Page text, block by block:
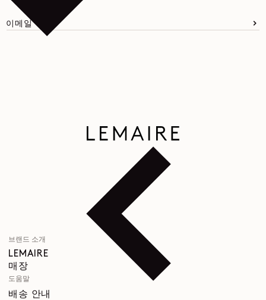
이메일
브랜드 소개
LEMAIRE
매장
도움말
배송 안내